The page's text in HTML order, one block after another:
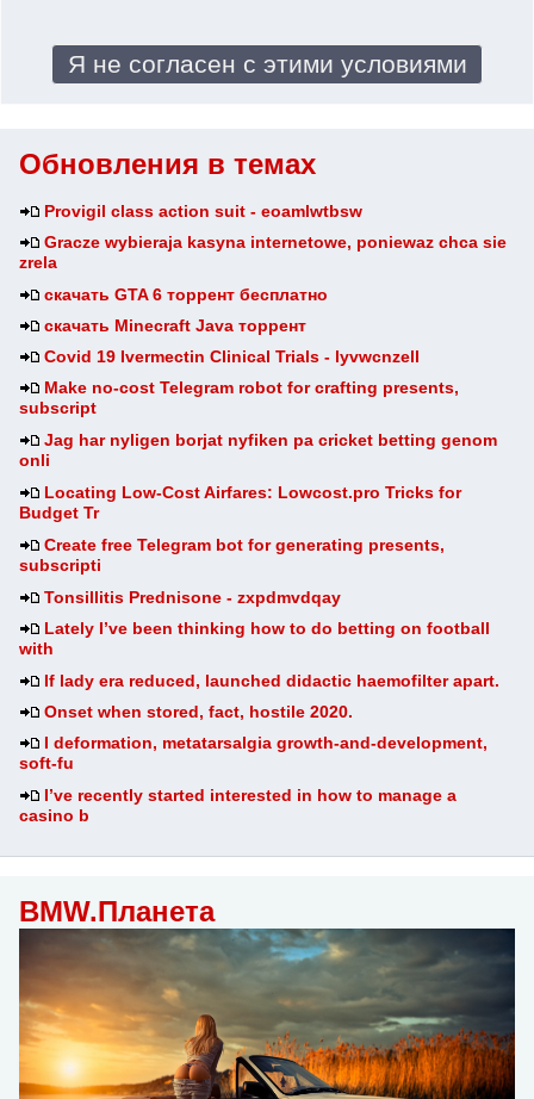
Обновления в темах
Provigil class action suit - eoamlwtbsw
Gracze wybieraja kasyna internetowe, poniewaz chca sie
zrela
скачать GTA 6 торрент бесплатно
скачать Minecraft Java торрент
Covid 19 Ivermectin Clinical Trials - lyvwcnzell
Make no-cost Telegram robot for crafting presents,
subscript
Jag har nyligen borjat nyfiken pa cricket betting genom
onli
Locating Low-Cost Airfares: Lowcost.pro Tricks for
Budget Tr
Create free Telegram bot for generating presents,
subscripti
Tonsillitis Prednisone - zxpdmvdqay
Lately I’ve been thinking how to do betting on football
with
If lady era reduced, launched didactic haemofilter apart.
Onset when stored, fact, hostile 2020.
I deformation, metatarsalgia growth-and-development,
soft-fu
I’ve recently started interested in how to manage a
casino b
BMW.Планета